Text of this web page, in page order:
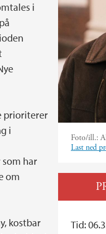
i
prioriterer
i
har
om
kostbar
Foto/ill.:
Last ned
Tid: